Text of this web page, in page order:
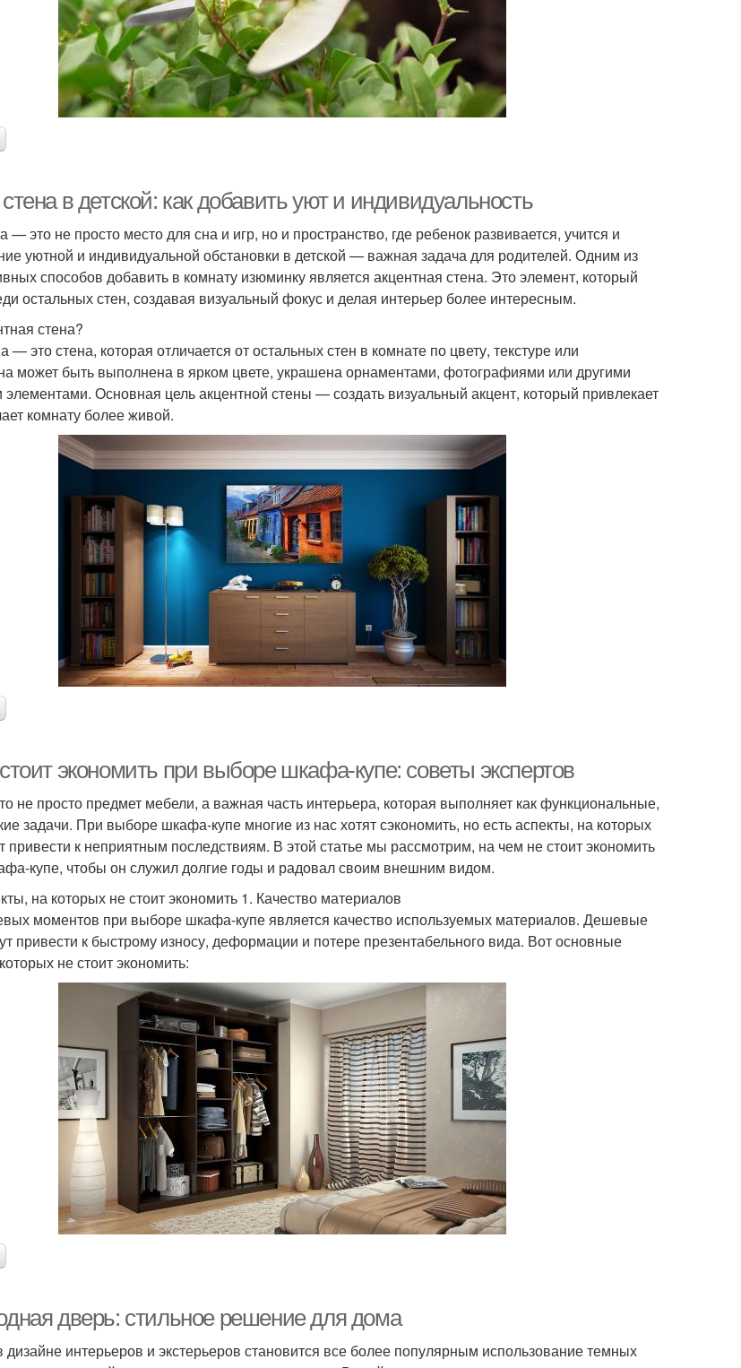
в детской: как добавить уют и индивидуальность
— это не просто место для сна и игр, но и пространство, где ребенок развивается, учится и
уютной и индивидуальной обстановки в детской — важная задача для родителей. Одним из
способов добавить в комнату изюминку является акцентная стена. Это элемент, который
остальных стен, создавая визуальный фокус и делая интерьер более интересным.
стена?
— это стена, которая отличается от остальных стен в комнате по цвету, текстуре или
может быть выполнена в ярком цвете, украшена орнаментами, фотографиями или другими
Основная цель акцентной стены — создать визуальный акцент, который привлекает
комнату более живой.
экономить при выборе шкафа-купе: советы экспертов
не просто предмет мебели, а важная часть интерьера, которая выполняет как функциональные,
задачи. При выборе шкафа-купе многие из нас хотят сэкономить, но есть аспекты, на которых
привести к неприятным последствиям. В этой статье мы рассмотрим, на чем не стоит экономить
купе, чтобы он служил долгие годы и радовал своим внешним видом.
на которых не стоит экономить 1. Качество материалов
моментов при выборе шкафа-купе является качество используемых материалов. Дешевые
привести к быстрому износу, деформации и потере презентабельного вида. Вот основные
не стоит экономить:
дверь: стильное решение для дома
интерьеров и экстерьеров становится все более популярным использование темных